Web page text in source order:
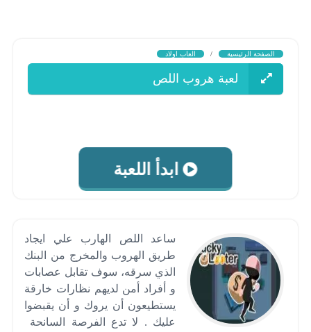
الصفحة الرئيسية / العاب اولاد
لعبة هروب اللص
ابدأ اللعبة
ساعد اللص الهارب علي ايجاد
طريق الهروب والمخرج من البنك
الذي سرقه، سوف تقابل عصابات
و أفراد أمن لديهم نظارات خارقة
يستطيعون أن يروك و أن يقبضوا
عليك . لا تدع الفرصة السانحة